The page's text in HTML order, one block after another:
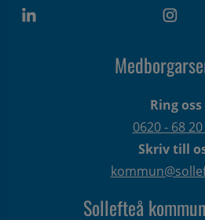
Ring oss
0620 - 68
Skriv till
Sollefteå